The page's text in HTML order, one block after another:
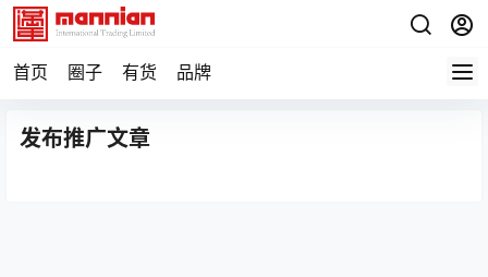
首页 圈子 有货 品牌
发布推广文章